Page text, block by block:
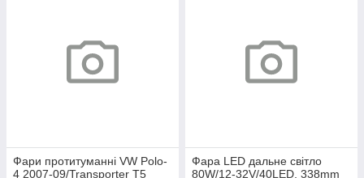
Фари протитуманні VW Polo-
4 2007-09/Transporter T5
Фара LED дальне світло
80W/12-32V/40LED, 338mm